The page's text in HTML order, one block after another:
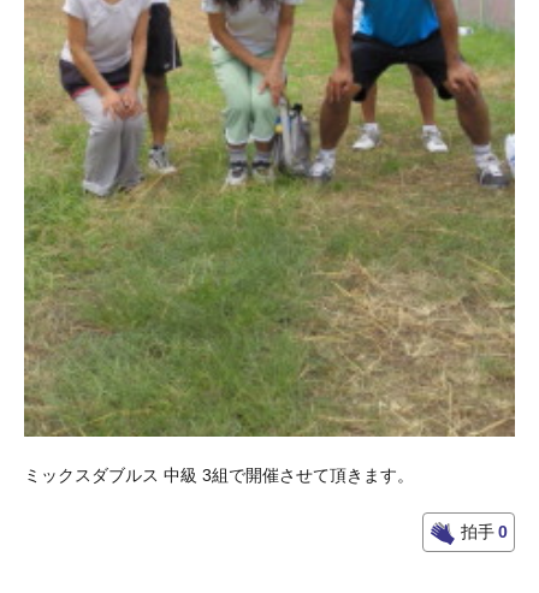
ミックスダブルス 中級 3組で開催させて頂きます。
拍手0